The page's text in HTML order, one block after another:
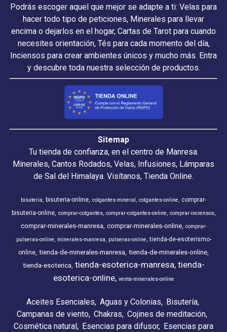
Podrás escoger aquel que mejor se adapte a ti: Velas para
hacer todo tipo de peticiones, Minerales para llevar
encima o dejarlos en el hogar, Cartas de Tarot para cuando
necesites orientación, Tés para cada momento del día,
Inciensos para crear ambientes únicos y mucho más. Entra
y descubre toda nuestra selección de productos.
Sitemap
Tu tienda de confianza, en el centro de Manresa.
Minerales, Cantos Rodados, Velas, Infusiones, Lámparas
de Sal del Himalaya. Visítanos, Tienda Online.
bisuteria bisuteria-online colgantes-mineral colgantes-online
comprar-
bisuteria-online comprar-colgantes comprar-colgantes-online comprar-inciensos
comprar-minerales-manresa comprar-minerales-online comprar-
pulseras-online
minerales-manresa pulseras-online tienda-de-esoterismo-
online tienda-de-minerales-manresa tienda-de-minerales-online
tienda-esoterica tienda-esoterica-manresa tienda-
esoterica-online venta-minerales-online
Aceites Esenciales Aguas y Colonias
Bisutería
Campanas de viento Chakras Cojines de meditación
Cosmética natural Esencias para difusor Esencias para